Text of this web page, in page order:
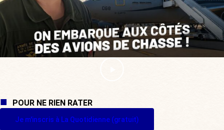
POUR NE RIEN RATER
Je m'inscris à La Quotidienne (gratuit)